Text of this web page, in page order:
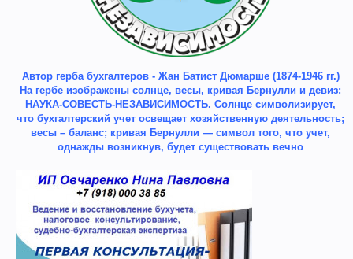
Автор герба бухгалтеров - Жан Батист Дюмарше (1874-1946 гг.)
На гербе изображены солнце, весы, кривая Бернулли и девиз:
НАУКА-СОВЕСТЬ-НЕЗАВИСИМОСТЬ. Солнце символизирует,
что бухгалтерский учет освещает хозяйственную деятельность;
весы – баланс; кривая Бернулли — символ того, что учет,
однажды возникнув, будет существовать вечно